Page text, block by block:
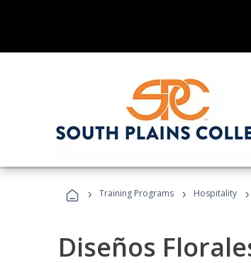
› Training Programs › Hospitality ›
Diseños